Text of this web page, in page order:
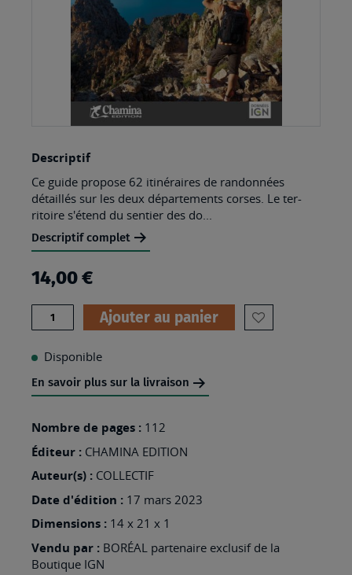
to
the
beginning
of
the
images
gallery
Descriptif
Ce guide propose 62 itinéraires de randonnées
détaillés sur les deux départements corses. Le ter-
ritoire s'étend du sentier des do...
Descriptif complet
14,00 €
Quantité Ajouter au panier
AJOUTER
PLUS
Disponible
En savoir plus sur la livraison
Nombre de pages : 112
Éditeur : CHAMINA EDITION
Auteur(s) : COLLECTIF
Date d'édition : 17 mars 2023
Dimensions : 14 x 21 x 1
Vendu par : BORÉAL partenaire exclusif de la
Boutique IGN